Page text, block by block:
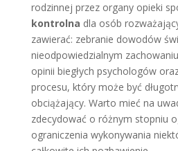
rodzinnej przez organy opieki
kontrolna dla osób
zawierać: zebranie dowodów
nieodpowiedzialnym
opinii biegłych psychologów
procesu, który może być
obciążający. Warto mieć na
zdecydować o różnym stopniu
ograniczenia wykonywania